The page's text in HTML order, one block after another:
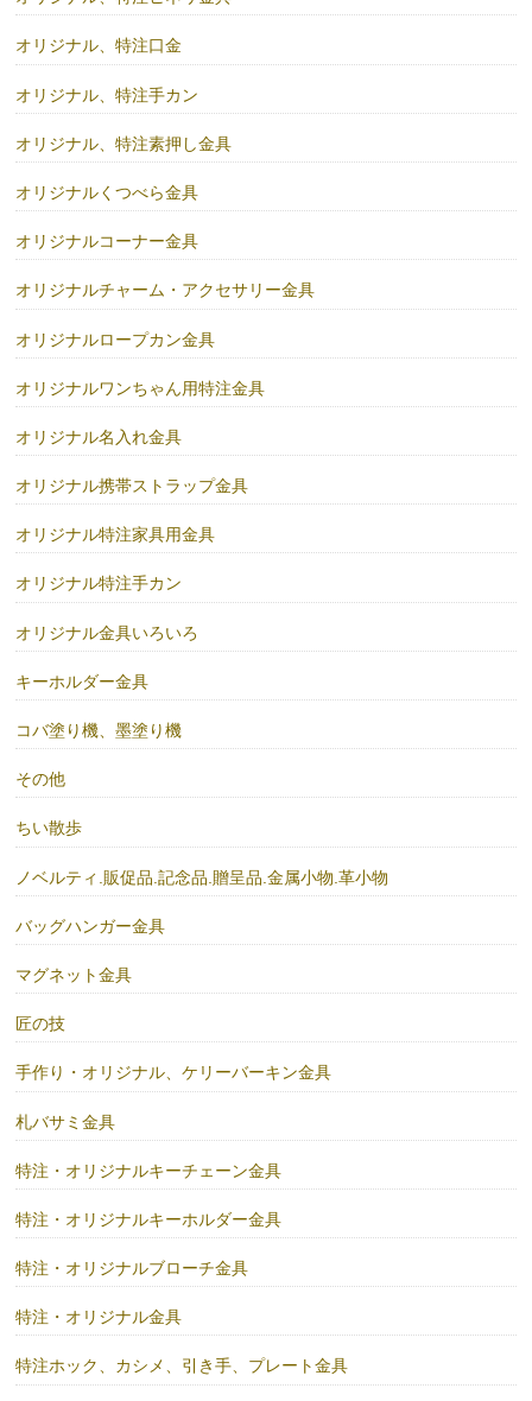
オリジナル、特注口金
オリジナル、特注手カン
オリジナル、特注素押し金具
オリジナルくつべら金具
オリジナルコーナー金具
オリジナルチャーム・アクセサリー金具
オリジナルロープカン金具
オリジナルワンちゃん用特注金具
オリジナル名入れ金具
オリジナル携帯ストラップ金具
オリジナル特注家具用金具
オリジナル特注手カン
オリジナル金具いろいろ
キーホルダー金具
コバ塗り機、墨塗り機
その他
ちい散歩
ノベルティ.販促品.記念品.贈呈品.金属小物.革小物
バッグハンガー金具
マグネット金具
匠の技
手作り・オリジナル、ケリーバーキン金具
札バサミ金具
特注・オリジナルキーチェーン金具
特注・オリジナルキーホルダー金具
特注・オリジナルブローチ金具
特注・オリジナル金具
特注ホック、カシメ、引き手、プレート金具